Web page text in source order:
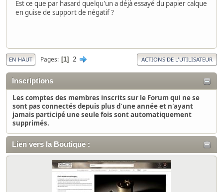
Inscriptions
Les comptes des membres inscrits sur le Forum qui ne se
sont pas connectés depuis plus d'une année et n'ayant
jamais participé une seule fois sont automatiquement
supprimés.
Lien vers la Boutique :
Est ce que par hasard quelqu'un a déjà essayé du papier calque
en guise de support de négatif ?
EN HAUT Pages 1 2 ACTIONS DE L'UTILISATEUR